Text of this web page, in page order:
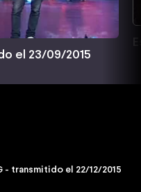
el 23/09/2015
- transmitido el 22/12/2015